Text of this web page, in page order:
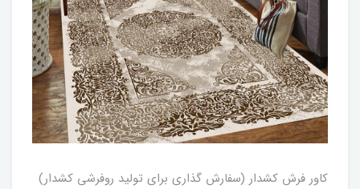
کاور فرش کشدار (سفارش گذاری برای تولید روفرشی کشدار)